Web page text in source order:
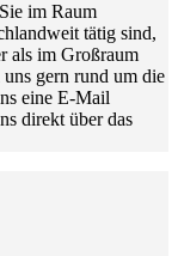
im Raum
tätig sind,
als im Großraum
gern rund um die
eine E-Mail
direkt über das